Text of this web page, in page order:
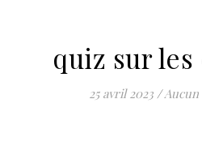
quiz sur
25 avril 2023 /